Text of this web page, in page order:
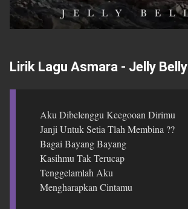
Lirik Lagu Asmara - Jelly Belly
Aku Dibelenggu Keegooan Dirimu
Janji Untuk Setia Tlah Membina ??
Bagai Bayang Bayang
Kasihmu Tak Terucap
Tenggelamlah Aku
Mengharapkan Cintamu